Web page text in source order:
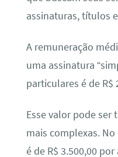
assinaturas, títulos
A remuneração
uma assinatura
particulares é de R$
Esse valor pode ser
mais complexas.
é de R$ 3.500,00